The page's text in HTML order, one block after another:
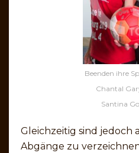
Beenden ihre
Chantal
Santina
Gleichzeitig sind jedoch
Abgänge zu